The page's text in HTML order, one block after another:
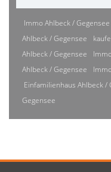
Immo Ahlbeck / Gegensee
Ahlbeck / Gegensee
Ahlbeck / Gegensee
Ahlbeck / Gegensee
Einfamilienhaus Ahlbeck /
Gegensee